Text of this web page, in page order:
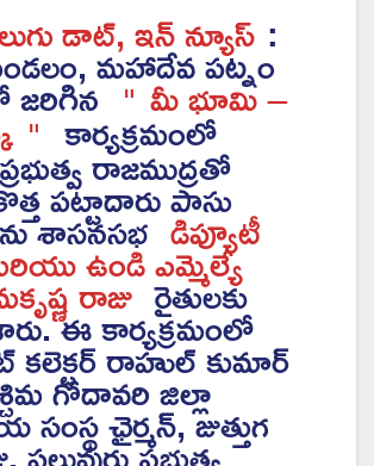
డాట్, ఇన్ న్యూస్ :
మహాదేవ పట్నం
జరిగిన " మీ భూమి –
" కార్యక్రమంలో
రాజముద్రతో
పట్టాదారు పాసు
శాసనసభ డిప్యూటీ
ఉండి ఎమ్మెల్యే
రాజు రైతులకు
ఈ కార్యక్రమంలో
రాహుల్ కుమార్
గోదావరి జిల్లా
ఛైర్మన్, జుత్తుగ